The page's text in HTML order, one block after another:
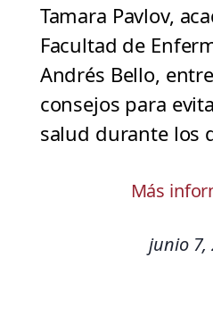
Tamara Pavlov,
Facultad de
Andrés Bello,
consejos para
salud durante los
Más
junio 7,